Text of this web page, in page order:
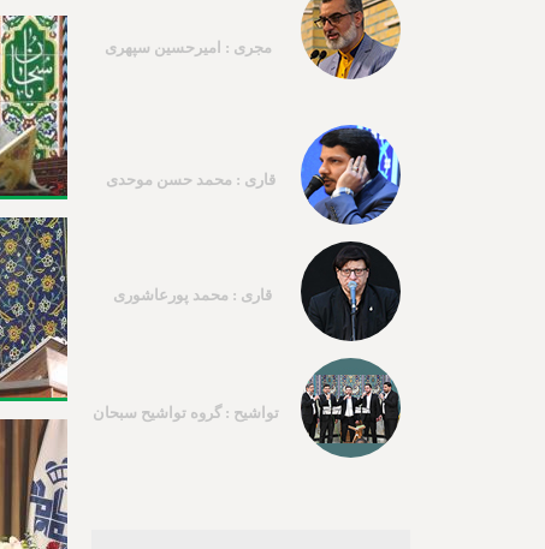
مجری : امیرحسین سپهری
قاری : محمد حسن موحدی
قاری : محمد پورعاشوری
تواشیح : گروه تواشیح سبحان